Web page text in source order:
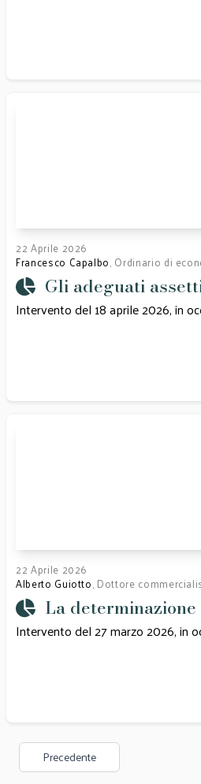
22 Aprile 2026
Francesco Capalbo, Ordinario di
Gli adeguati
Intervento del 18 aprile 2026, in
22 Aprile 2026
Alberto Guiotto, Dottore
La
Intervento del 27 marzo 2026, in
Precedente